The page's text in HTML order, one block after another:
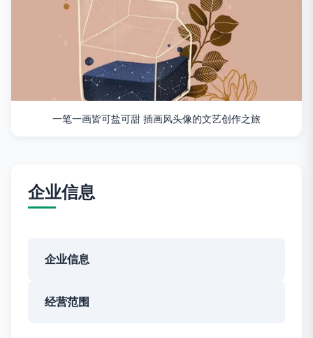
一笔一画皆可盐可甜 插画风头像的文艺创作之旅
企业信息
企业信息
经营范围